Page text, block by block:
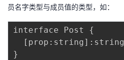
员名字类型与成员值的类型，如：
interface Post {
  [prop:string]:string
}